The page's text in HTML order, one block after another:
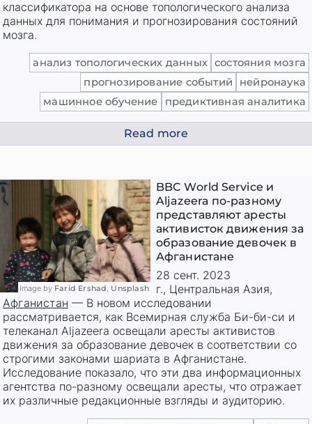
Read more
классификатора на основе топологического анализа
данных для понимания и прогнозирования состояний
мозга.
анализ топологических данных состояния мозга
прогнозирование событий
нейронаука
машинное обучение
предиктивная аналитика
Image by Farid Ershad, Unsplash
BBC World Service и
Aljazeera по-разному
представляют аресты
активисток движения за
образование девочек в
Афганистане
28 сент. 2023
г., Центральная Азия,
Афганистан — В новом исследовании
рассматривается, как Всемирная служба Би-би-си и
телеканал Aljazeera освещали аресты активистов
движения за образование девочек в соответствии со
строгими законами шариата в Афганистане.
Исследование показало, что эти два информационных
агентства по-разному освещали аресты, что отражает
их различные редакционные взгляды и аудиторию.